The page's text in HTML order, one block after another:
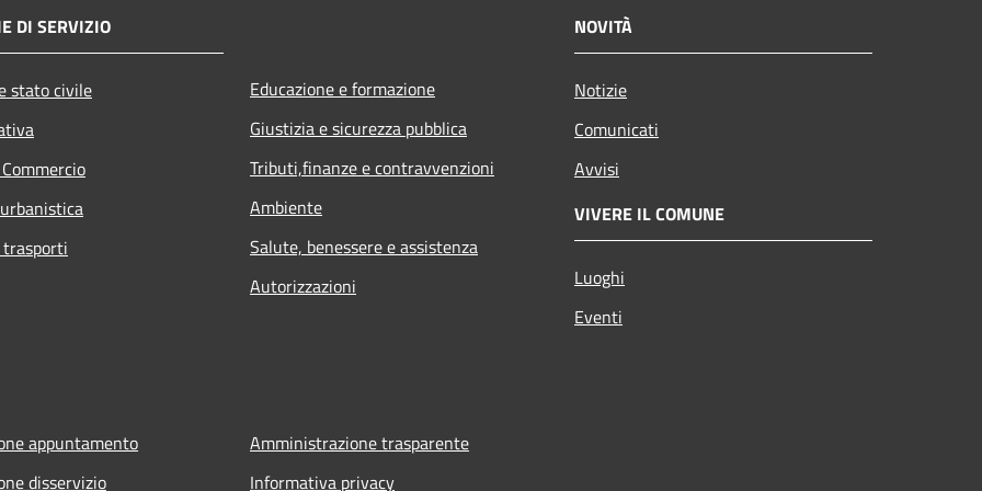
DI SERVIZIO
stato civile
Educazione e formazione
Giustizia e sicurezza pubblica
Tributi,finanze e contravvenzioni
Ambiente
Salute, benessere e assistenza
Autorizzazioni
NOVITÀ
Notizie
Comunicati
Avvisi
VIVERE IL COMUNE
Luoghi
Eventi
appuntamento
disservizio
Amministrazione trasparente
Informativa privacy